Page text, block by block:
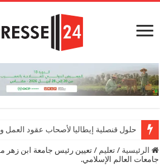
حلول قنصلية إيطاليا لأصحاب عقود العمل
الرئيسية / تعليم / تعيين رئيس جامعة ابن زهر
جامعات العالم الإسلامي.